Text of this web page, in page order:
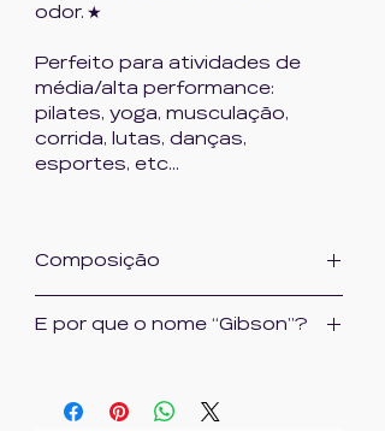
odor. ★
Perfeito para atividades de
média/alta performance:
pilates, yoga, musculação,
corrida, lutas, danças,
esportes, etc...
Composição
E por que o nome “Gibson”?
atleta Althea Gibson, que foi
uma tenista e golfista